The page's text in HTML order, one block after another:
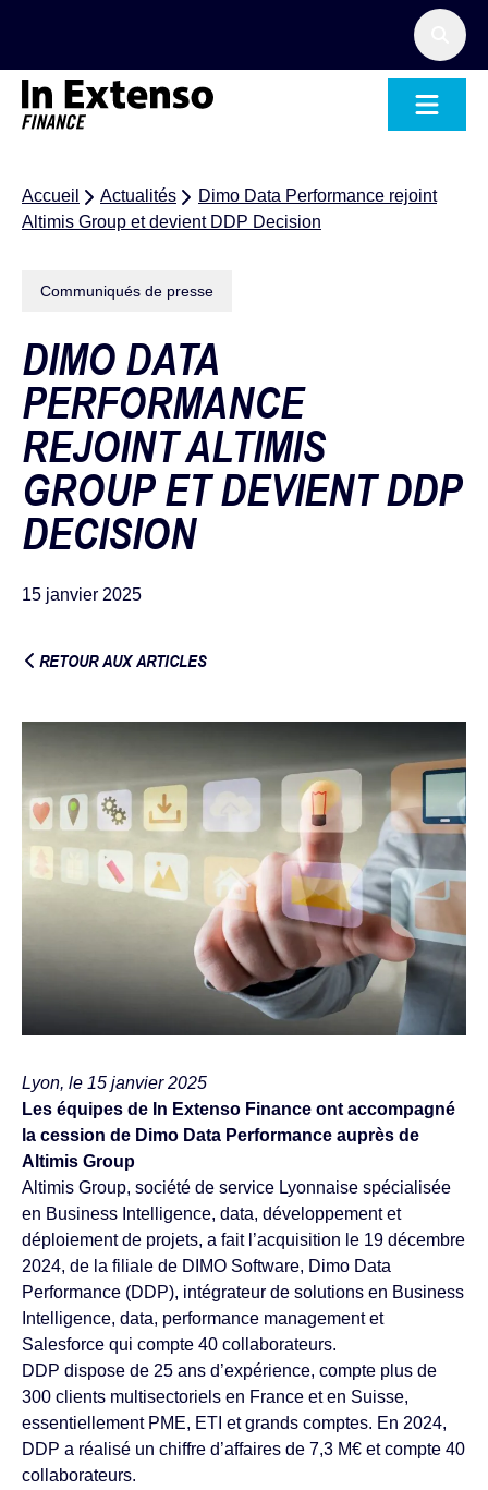
Accueil Actualités
Dimo Data Performance rejoint
Altimis Group et devient DDP Decision
Communiqués de presse
DIMO DATA
PERFORMANCE
REJOINT ALTIMIS
GROUP ET DEVIENT DDP
DECISION
15 janvier 2025
RETOUR AUX ARTICLES
Lyon, le 15 janvier 2025
Les équipes de In Extenso Finance ont accompagné
la cession de Dimo Data Performance auprès de
Altimis Group
Altimis Group, société de service Lyonnaise spécialisée
en Business Intelligence, data, développement et
déploiement de projets, a fait l’acquisition le 19 décembre
2024, de la filiale de DIMO Software, Dimo Data
Performance (DDP), intégrateur de solutions en Business
Intelligence, data, performance management et
Salesforce qui compte 40 collaborateurs.
DDP dispose de 25 ans d’expérience, compte plus de
300 clients multisectoriels en France et en Suisse,
essentiellement PME, ETI et grands comptes. En 2024,
DDP a réalisé un chiffre d’affaires de 7,3 M€ et compte 40
collaborateurs.